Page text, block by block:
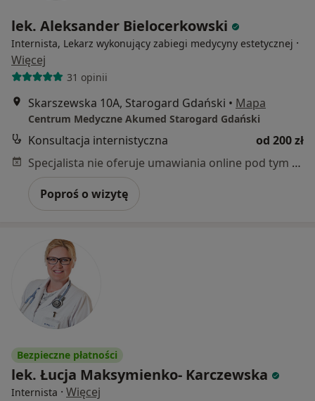
lek. Aleksander Bielocerkowski
Internista, Lekarz wykonujący zabiegi medycyny estetycznej ·
Więcej
31 opinii
Skarszewska 10A, Starogard Gdański • Mapa
Centrum Medyczne Akumed Starogard Gdański
Konsultacja internistyczna
od 200 zł
Specjalista nie oferuje umawiania online pod tym adresem.
Poproś o wizytę
Bezpieczne płatności
lek. Łucja Maksymienko- Karczewska
Internista · Więcej